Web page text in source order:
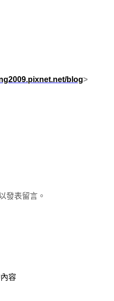
blog>
發表留言。
容